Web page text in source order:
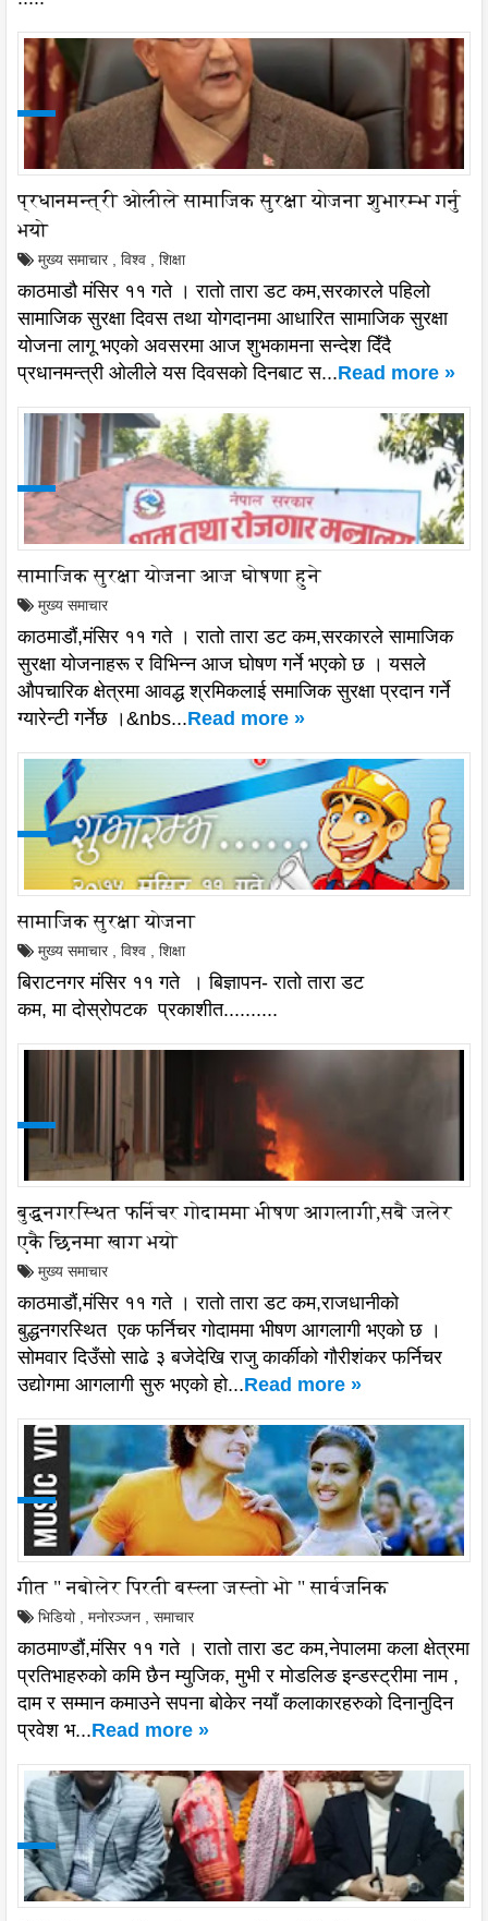
प्रधानमन्त्री ओलीले सामाजिक सुरक्षा योजना शुभारम्भ गर्नु
भयो
मुख्य समाचार विश्व शिक्षा
काठमाडौ मंसिर ११ गते । रातो तारा डट कम,सरकारले पहिलो
सामाजिक सुरक्षा दिवस तथा योगदानमा आधारित सामाजिक सुरक्षा
योजना लागू भएको अवसरमा आज शुभकामना सन्देश दिँदै
प्रधानमन्त्री ओलीले यस दिवसको दिनबाट स...Read more »
सामाजिक सुरक्षा योजना आज घोषणा हुने
मुख्य समाचार
काठमाडौं,मंसिर ११ गते । रातो तारा डट कम,सरकारले सामाजिक
सुरक्षा योजनाहरू र विभिन्न आज घोषण गर्ने भएको छ । यसले
औपचारिक क्षेत्रमा आवद्ध श्रमिकलाई समाजिक सुरक्षा प्रदान गर्ने
ग्यारेन्टी गर्नेछ ।&nbs...Read more »
सामाजिक सुरक्षा योजना
मुख्य समाचार विश्व शिक्षा
बिराटनगर मंसिर ११ गते । बिज्ञापन- रातो तारा डट
कम, मा दोस्रोपटक प्रकाशीत..........
बुद्धनगरस्थित फर्निचर गोदाममा भीषण आगलागी,सबै जलेर
एकै छिनमा खाग भयो
मुख्य समाचार
काठमाडौं,मंसिर ११ गते । रातो तारा डट कम,राजधानीको
बुद्धनगरस्थित एक फर्निचर गोदाममा भीषण आगलागी भएको छ ।
सोमवार दिउँसो साढे ३ बजेदेखि राजु कार्कीको गौरीशंकर फर्निचर
उद्योगमा आगलागी सुरु भएको हो...Read more »
गीत " नबोलेर पिरती बस्ला जस्तो भो " सार्वजनिक
भिडियो मनोरञ्जन समाचार
काठमाण्डौं,मंसिर ११ गते । रातो तारा डट कम,नेपालमा कला क्षेत्रमा
प्रतिभाहरुको कमि छैन म्युजिक, मुभी र मोडलिङ इन्डस्ट्रीमा नाम ,
दाम र सम्मान कमाउने सपना बोकेर नयाँ कलाकारहरुको दिनानुदिन
प्रवेश भ...Read more »